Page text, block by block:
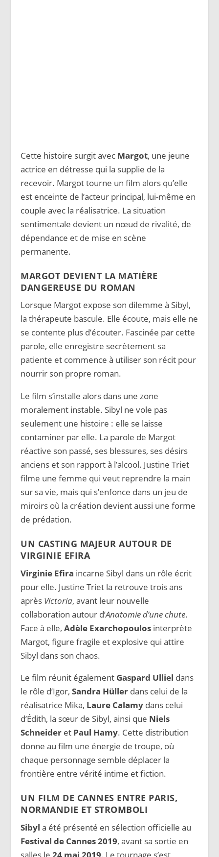
Cette histoire surgit avec Margot, une jeune
actrice en détresse qui la supplie de la
recevoir. Margot tourne un film alors qu’elle
est enceinte de l’acteur principal, lui-même en
couple avec la réalisatrice. La situation
sentimentale devient un nœud de rivalité, de
dépendance et de mise en scène
permanente.
MARGOT DEVIENT LA MATIÈRE
DANGEREUSE DU ROMAN
Lorsque Margot expose son dilemme à Sibyl,
la thérapeute bascule. Elle écoute, mais elle ne
se contente plus d’écouter. Fascinée par cette
parole, elle enregistre secrètement sa
patiente et commence à utiliser son récit pour
nourrir son propre roman.
Le film s’installe alors dans une zone
moralement instable. Sibyl ne vole pas
seulement une histoire : elle se laisse
contaminer par elle. La parole de Margot
réactive son passé, ses blessures, ses désirs
anciens et son rapport à l’alcool. Justine Triet
filme une femme qui veut reprendre la main
sur sa vie, mais qui s’enfonce dans un jeu de
miroirs où la création devient aussi une forme
de prédation.
UN CASTING MAJEUR AUTOUR DE
VIRGINIE EFIRA
Virginie Efira incarne Sibyl dans un rôle écrit
pour elle. Justine Triet la retrouve trois ans
après Victoria, avant leur nouvelle
collaboration autour d’Anatomie d’une chute.
Face à elle,Adèle Exarchopoulos interprète
Margot, figure fragile et explosive qui attire
Sibyl dans son chaos.
Le film réunit également Gaspard Ulliel dans
le rôle d’Igor,Sandra Hüller dans celui de la
réalisatrice Mika, Laure Calamy dans celui
d’Édith, la sœur de Sibyl, ainsi que Niels
Schneider et Paul Hamy. Cette distribution
donne au film une énergie de troupe, où
chaque personnage semble déplacer la
frontière entre vérité intime et fiction.
UN FILM DE CANNES ENTRE PARIS,
NORMANDIE ET STROMBOLI
Sibyl a été présenté en sélection officielle au
Festival de Cannes 2019, avant sa sortie en
salles le 24 mai 2019. Le tournage s’est